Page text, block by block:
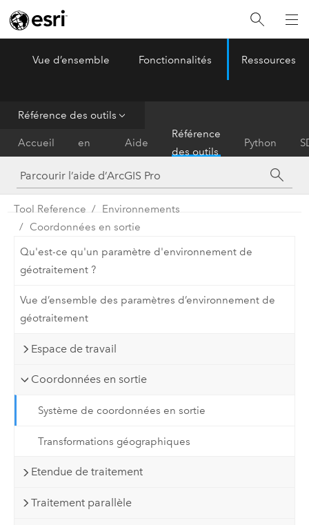
ArcGIS Pro
Vue d’ensemble Fonctionnalités Ressources
Référence des outils
Accueil
en
main
Aide
Référence
des outils
Python
Tool Reference
Environnements
Coordonnées en sortie
Qu'est-ce qu'un paramètre d'environnement de
géotraitement ?
Vue d’ensemble des paramètres d’environnement de
géotraitement
Espace de travail
Coordonnées en sortie
Système de coordonnées en sortie
Transformations géographiques
Etendue de traitement
Traitement parallèle